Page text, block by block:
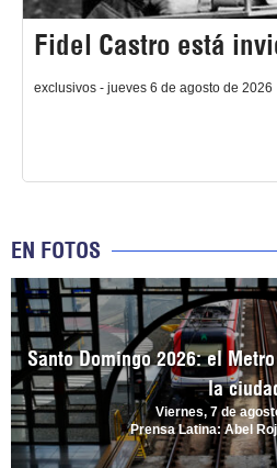
Fidel Castro está
exclusivos - jueves 6 de agosto de 2026
EN FOTOS
Santo Domingo 2026: el
la
Viernes, 7 de
Prensa Latina: Abel